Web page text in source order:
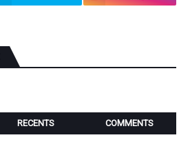
RECENTS COMMENTS